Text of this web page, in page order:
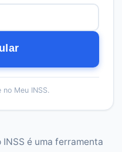
Meu INSS.
é uma ferramenta